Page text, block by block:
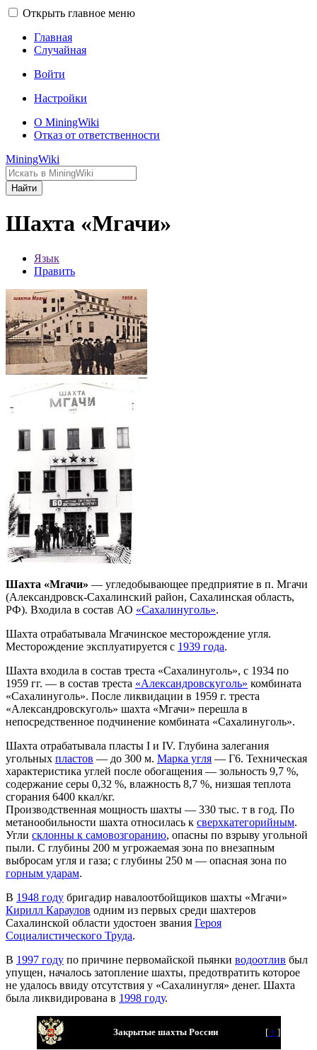
Открыть главное меню
Главная
Случайная
Войти
Настройки
О MiningWiki
Отказ от ответственности
MiningWiki
Найти
Шахта «Мгачи»
Язык
Править
Шахта «Мгачи» — угледобывающее предприятие в п. Мгачи
(Александровск-Сахалинский район, Сахалинская область,
РФ). Входила в состав АО «Сахалинуголь».
Шахта отрабатывала Мгачинское месторождение угля.
Месторождение эксплуатируется с 1939 года.
Шахта входила в состав треста «Сахалинуголь», с 1934 по
1959 гг. — в состав треста «Александровскуголь» комбината
«Сахалинуголь». После ликвидации в 1959 г. треста
«Александровскуголь» шахта «Мгачи» перешла в
непосредственное подчинение комбината «Сахалинуголь».
Шахта отрабатывала пласты I и IV. Глубина залегания
угольных пластов — до 300 м. Марка угля — Г6. Техническая
характеристика углей после обогащения — зольность 9,7 %,
содержание серы 0,32 %, влажность 8,7 %, низшая теплота
сгорания 6400 ккал/кг.
Производственная мощность шахты — 330 тыс. т в год. По
метанообильности шахта относилась к сверхкатегорийным.
Угли склонны к самовозгоранию, опасны по взрыву угольной
пыли. С глубины 200 м угрожаемая зона по внезапным
выбросам угля и газа; с глубины 250 м — опасная зона по
горным ударам.
В 1948 году бригадир навалоотбойщиков шахты «Мгачи»
Кирилл Караулов одним из первых среди шахтеров
Сахалинской области удостоен звания Героя
Социалистического Труда.
В 1997 году по причине первомайской пьянки водоотлив был
упущен, началось затопление шахты, предотвратить которое
не удалось ввиду отсутствия у «Сахалинугля» денег. Шахта
была ликвидирована в 1998 году.
[+ ]
Закрытые шахты России